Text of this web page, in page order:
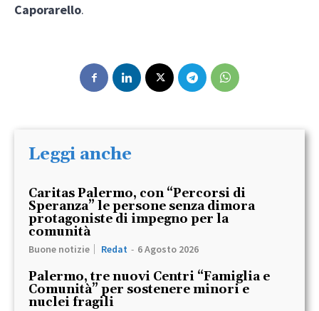
Caporarello.
Leggi anche
Caritas Palermo, con “Percorsi di
Speranza” le persone senza dimora
protagoniste di impegno per la
comunità
Buone notizie Redat - 6 Agosto 2026
Palermo, tre nuovi Centri “Famiglia e
Comunità” per sostenere minori e
nuclei fragili